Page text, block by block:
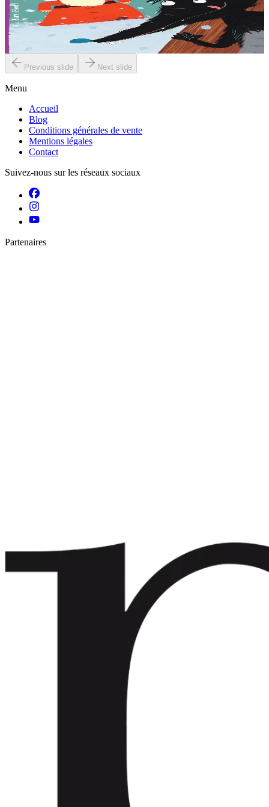
Le père Noël est malade, il a trop mangé. Dans la forêt, le loup est
affamé. Alors, quand il voit une silhouette rouge qui s'approche, il
est persuadé que le...
En stock
Previous slide Next slide
Menu
Accueil
Blog
Conditions générales de vente
Mentions légales
Contact
Suivez-nous sur les réseaux sociaux
Partenaires